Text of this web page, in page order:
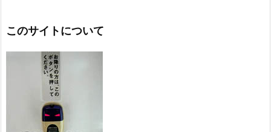
このサイトについて